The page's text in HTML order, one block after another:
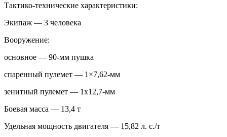
Тактико-технические характеристики:
Экипаж — 3 человека
Вооружение:
основное — 90-мм пушка
спаренный пулемет — 1×7,62-мм
зенитный пулемет — 1х12,7-мм
Боевая масса — 13,4 т
Удельная мощность двигателя — 15,82 л. с./т